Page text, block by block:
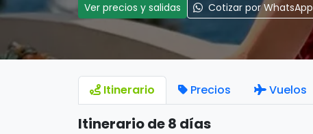
Ver precios y salidas Cotizar por WhatsApp
Itinerario Precios Vuelos
Itinerario de 8 días